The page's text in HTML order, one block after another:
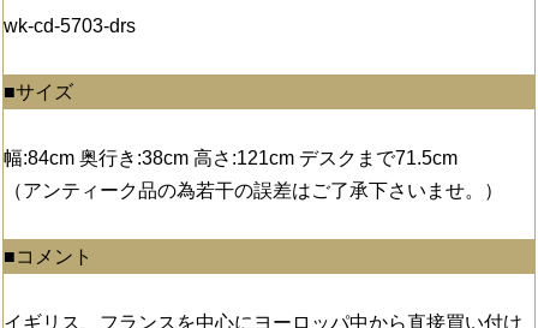
wk-cd-5703-drs
■サイズ
幅:84cm 奥行き:38cm 高さ:121cm デスクまで71.5cm
（アンティーク品の為若干の誤差はご了承下さいませ。）
■コメント
イギリス、フランスを中心にヨーロッパ中から直接買い付け